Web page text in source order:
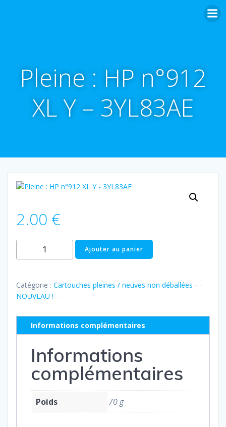
Pleine : HP n°912
XL Y – 3YL83AE
2.00 €
quantité
de
:
HP
Y
3YL83AE
Ajouter au panier
Catégorie : Cartouches pleines / neuves non déballées - -
NOUVEAU ! - - -
Informations complémentaires
Informations
complémentaires
Poids 70 g